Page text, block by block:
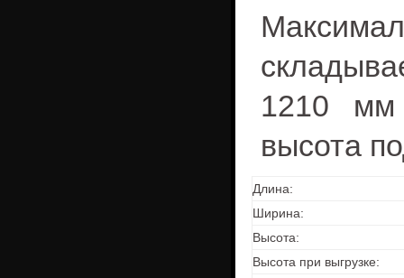
1210 мм
высота
Длина:
Ширина:
Высота:
Высота при выгрузке: